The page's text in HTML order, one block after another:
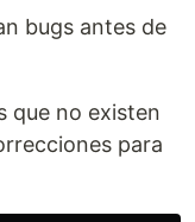
bugs antes de
que no existen
para